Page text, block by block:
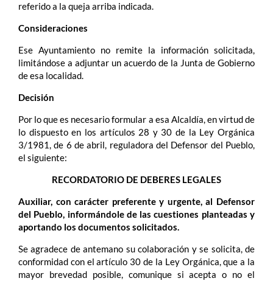
referido a la queja arriba indicada.
Consideraciones
Ese Ayuntamiento no remite la información solicitada,
limitándose a adjuntar un acuerdo de la Junta de Gobierno
de esa localidad.
Decisión
Por lo que es necesario formular a esa Alcaldía, en virtud de
lo dispuesto en los artículos 28 y 30 de la Ley Orgánica
3/1981, de 6 de abril, reguladora del Defensor del Pueblo,
el siguiente:
RECORDATORIO DE DEBERES LEGALES
Auxiliar, con carácter preferente y urgente, al Defensor
del Pueblo, informándole de las cuestiones planteadas y
aportando los documentos solicitados.
Se agradece de antemano su colaboración y se solicita, de
conformidad con el artículo 30 de la Ley Orgánica, que a la
mayor brevedad posible, comunique si acepta o no el